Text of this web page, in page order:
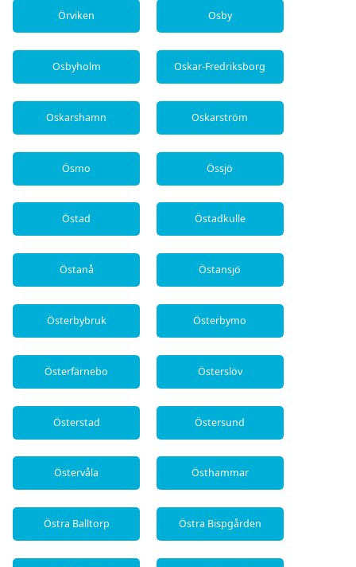
Örviken Osby
Osbyholm Oskar-Fredriksborg
Oskarshamn Oskarström
Ösmo Össjö
Östad Östadkulle
Östanå Östansjö
Österbybruk Österbymo
Österfärnebo Österslöv
Österstad Östersund
Östervåla Östhammar
Östra Balltorp Östra Bispgården